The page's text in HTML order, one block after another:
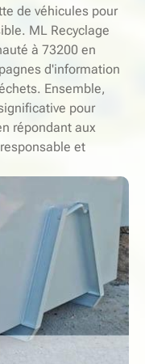
de véhicules pour
ML Recyclage
à 73200 en
d'information
Ensemble,
pour
répondant aux
et